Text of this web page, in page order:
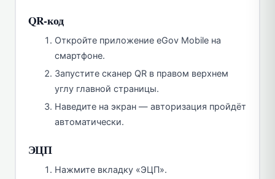
QR-код
Откройте приложение eGov Mobile на
смартфоне.
Запустите сканер QR в правом верхнем
углу главной страницы.
Наведите на экран — авторизация пройдёт
автоматически.
ЭЦП
Нажмите вкладку «ЭЦП».